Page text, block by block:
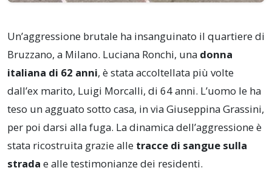
Un’aggressione brutale ha insanguinato il quartiere di
Bruzzano, a Milano. Luciana Ronchi, una donna
italiana di 62 anni, è stata accoltellata più volte
dall’ex marito, Luigi Morcalli, di 64 anni. L’uomo le ha
teso un agguato sotto casa, in via Giuseppina Grassini,
per poi darsi alla fuga. La dinamica dell’aggressione è
stata ricostruita grazie alle tracce di sangue sulla
strada e alle testimonianze dei residenti.